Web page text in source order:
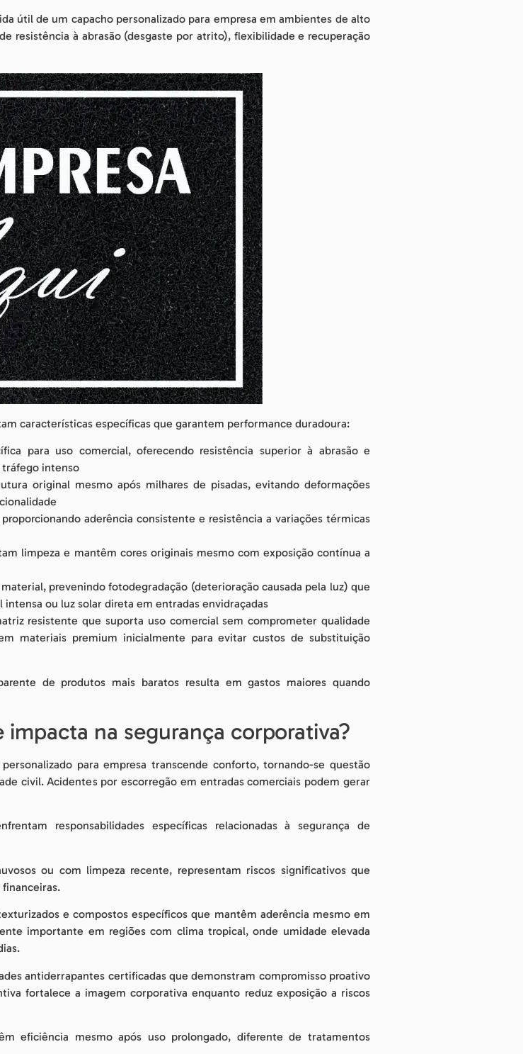
útil de um capacho personalizado para empresa em ambientes de alto
resistência à abrasão (desgaste por atrito), flexibilidade e recuperação
características específicas que garantem performance duradoura:
para uso comercial, oferecendo resistência superior à abrasão e
intenso
original mesmo após milhares de pisadas, evitando deformações
proporcionando aderência consistente e resistência a variações térmicas
limpeza e mantêm cores originais mesmo com exposição contínua a
prevenindo fotodegradação (deterioração causada pela luz) que
ou luz solar direta em entradas envidraçadas
resistente que suporta uso comercial sem comprometer qualidade
materiais premium inicialmente para evitar custos de substituição
de produtos mais baratos resulta em gastos maiores quando
na segurança corporativa?
para empresa transcende conforto, tornando-se questão
civil. Acidentes por escorregão em entradas comerciais podem gerar
responsabilidades específicas relacionadas à segurança de
ou com limpeza recente, representam riscos significativos que
e compostos específicos que mantêm aderência mesmo em
importante em regiões com clima tropical, onde umidade elevada
antiderrapantes certificadas que demonstram compromisso proativo
fortalece a imagem corporativa enquanto reduz exposição a riscos
eficiência mesmo após uso prolongado, diferente de tratamentos